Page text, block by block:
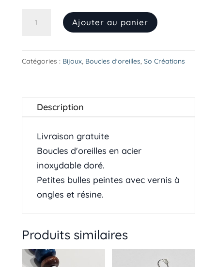
|
Livraison
gratuite
Ajouter au panier
Catégories : Bijoux, Boucles d'oreilles, So Créations
Description
Livraison gratuite
Boucles d'oreilles en acier
inoxydable doré.
Petites bulles peintes avec vernis à
ongles et résine.
Produits similaires